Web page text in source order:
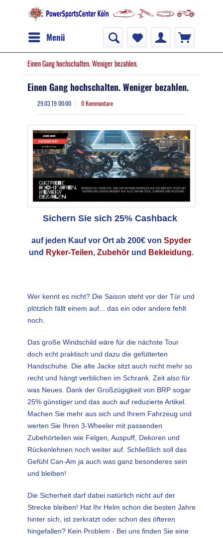
Menü
Einen Gang hochschalten. Weniger bezahlen.
Einen Gang hochschalten. Weniger bezahlen.
29.03.19 00:00 0 Kommentare
Sichern Sie sich 25% Cashback
auf jeden Kauf vor Ort ab 200€ vonSpyder
und Ryker-Teilen,Zubehör und Bekleidung.
Wer kennt es nicht? Die Saison steht vor der Tür und
plötzlich fällt einem auf... das ein oder andere fehlt
noch.
Das große Windschild wäre für die nächste Tour
doch echt praktisch und dazu die gefütterten
Handschuhe. Die alte Jacke sitzt auch nicht mehr so
recht und hängt verblichen im Schrank. Zeit also für
was Neues. Dank der Großzügigkeit von BRP sogar
25% günstiger und das auch auf reduzierte Artikel.
Machen Sie mehr aus sich und Ihrem Fahrzeug und
werten Sie Ihren 3-Wheeler mit passenden
Zubehörteilen wie Felgen, Auspuff, Dekoren und
Rückenlehnen noch weiter auf. Schließlich soll das
Gefühl Can-Am ja auch was ganz besonderes sein
und bleiben!
Die Sicherheit darf dabei natürlich nicht auf der
Strecke bleiben! Hat Ihr Helm schon die besten Jahre
hinter sich, ist zerkratzt oder schon des öfteren
hingefallen? Kein Problem - Bei uns finden Sie eine